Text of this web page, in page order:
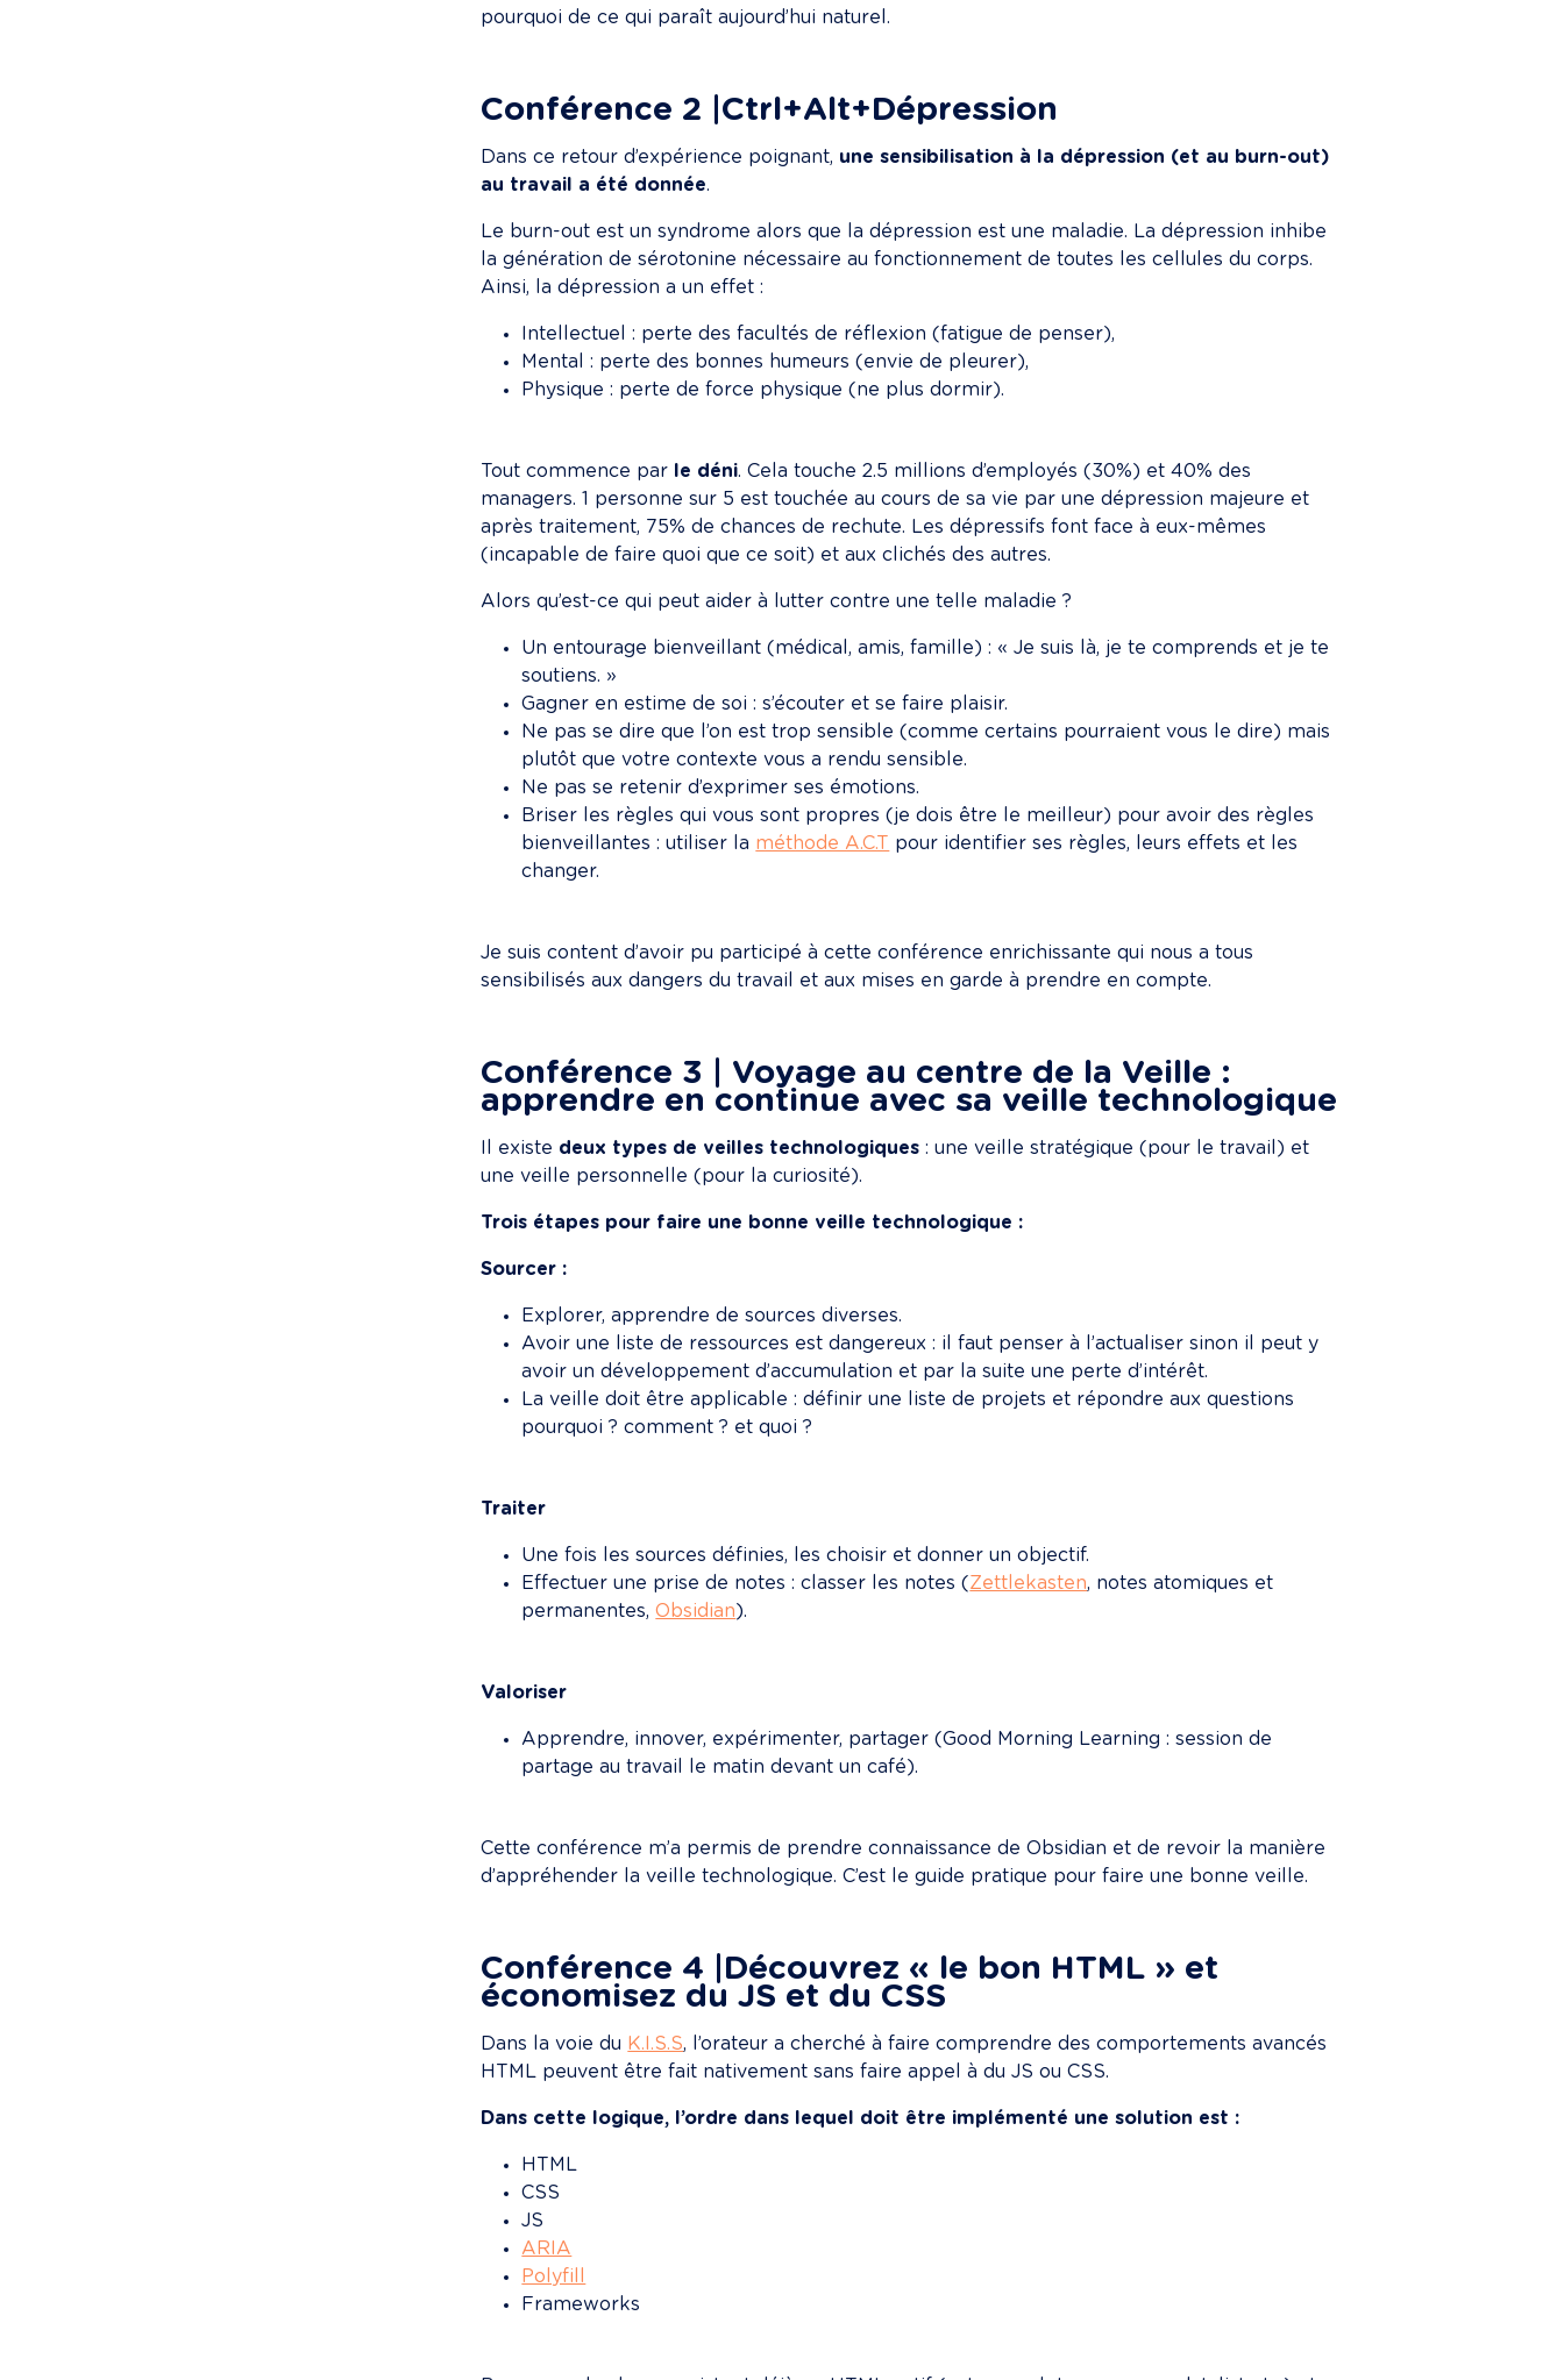
pourquoi de ce qui paraît aujourd’hui naturel.
Conférence 2 |Ctrl+Alt+Dépression
Dans ce retour d’expérience poignant, une sensibilisation à la dépression (et au burn-out)
au travail a été donnée.
Le burn-out est un syndrome alors que la dépression est une maladie. La dépression inhibe
la génération de sérotonine nécessaire au fonctionnement de toutes les cellules du corps.
Ainsi, la dépression a un effet :
Intellectuel : perte des facultés de réflexion (fatigue de penser),
Mental : perte des bonnes humeurs (envie de pleurer),
Physique : perte de force physique (ne plus dormir).
Tout commence par le déni. Cela touche 2.5 millions d’employés (30%) et 40% des
managers. 1 personne sur 5 est touchée au cours de sa vie par une dépression majeure et
après traitement, 75% de chances de rechute. Les dépressifs font face à eux-mêmes
(incapable de faire quoi que ce soit) et aux clichés des autres.
Alors qu’est-ce qui peut aider à lutter contre une telle maladie ?
Un entourage bienveillant (médical, amis, famille) : « Je suis là, je te comprends et je te
soutiens. »
Gagner en estime de soi : s’écouter et se faire plaisir.
Ne pas se dire que l’on est trop sensible (comme certains pourraient vous le dire) mais
plutôt que votre contexte vous a rendu sensible.
Ne pas se retenir d’exprimer ses émotions.
Briser les règles qui vous sont propres (je dois être le meilleur) pour avoir des règles
bienveillantes : utiliser la méthode A.C.T pour identifier ses règles, leurs effets et les
changer.
Je suis content d’avoir pu participé à cette conférence enrichissante qui nous a tous
sensibilisés aux dangers du travail et aux mises en garde à prendre en compte.
Conférence 3 | Voyage au centre de la Veille :
apprendre en continue avec sa veille technologique
Il existe deux types de veilles technologiques : une veille stratégique (pour le travail) et
une veille personnelle (pour la curiosité).
Trois étapes pour faire une bonne veille technologique :
Sourcer :
Explorer, apprendre de sources diverses.
Avoir une liste de ressources est dangereux : il faut penser à l’actualiser sinon il peut y
avoir un développement d’accumulation et par la suite une perte d’intérêt.
La veille doit être applicable : définir une liste de projets et répondre aux questions
pourquoi ? comment ? et quoi ?
Traiter
Une fois les sources définies, les choisir et donner un objectif.
Effectuer une prise de notes : classer les notes (Zettlekasten, notes atomiques et
permanentes, Obsidian).
Valoriser
Apprendre, innover, expérimenter, partager (Good Morning Learning : session de
partage au travail le matin devant un café).
Cette conférence m’a permis de prendre connaissance de Obsidian et de revoir la manière
d’appréhender la veille technologique. C’est le guide pratique pour faire une bonne veille.
Conférence 4 |Découvrez « le bon HTML » et
économisez du JS et du CSS
Dans la voie du K.I.S.S, l’orateur a cherché à faire comprendre des comportements avancés
HTML peuvent être fait nativement sans faire appel à du JS ou CSS.
Dans cette logique, l’ordre dans lequel doit être implémenté une solution est :
HTML
CSS
JS
ARIA
Polyfill
Frameworks